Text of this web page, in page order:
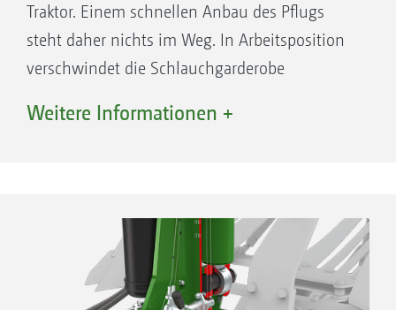
Traktor. Einem schnellen Anbau des Pflugs
steht daher nichts im Weg. In Arbeitsposition
verschwindet die Schlauchgarderobe
Weitere Informationen +